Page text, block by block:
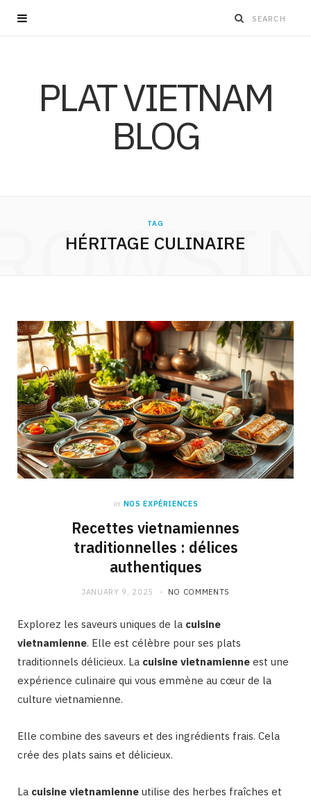
PLAT VIETNAM
BLOG
TAG
HÉRITAGE CULINAIRE
in NOS EXPÉRIENCES
Recettes vietnamiennes
traditionnelles : délices
authentiques
JANUARY 9, 2025 NO COMMENTS
Explorez les saveurs uniques de la cuisine
vietnamienne. Elle est célèbre pour ses plats
traditionnels délicieux. La cuisine vietnamienne est une
expérience culinaire qui vous emmène au cœur de la
culture vietnamienne.
Elle combine des saveurs et des ingrédients frais. Cela
crée des plats sains et délicieux.
La cuisine vietnamienne utilise des herbes fraîches et